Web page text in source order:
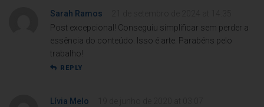
Sarah Ramos
Post excepcional! Conseguiu simplificar sem perder a
essência do conteúdo. Isso é arte. Parabéns pelo
trabalho!
REPLY
Lívia Melo